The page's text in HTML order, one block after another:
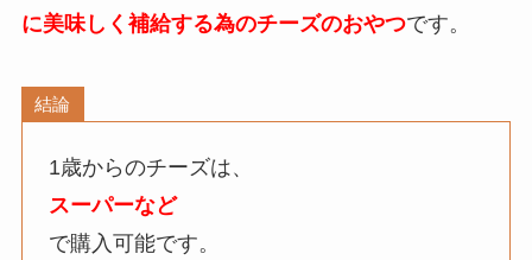
に美味しく補給する為のチーズのおやつです。
結論
1歳からのチーズは、
スーパーなど
で購入可能です。